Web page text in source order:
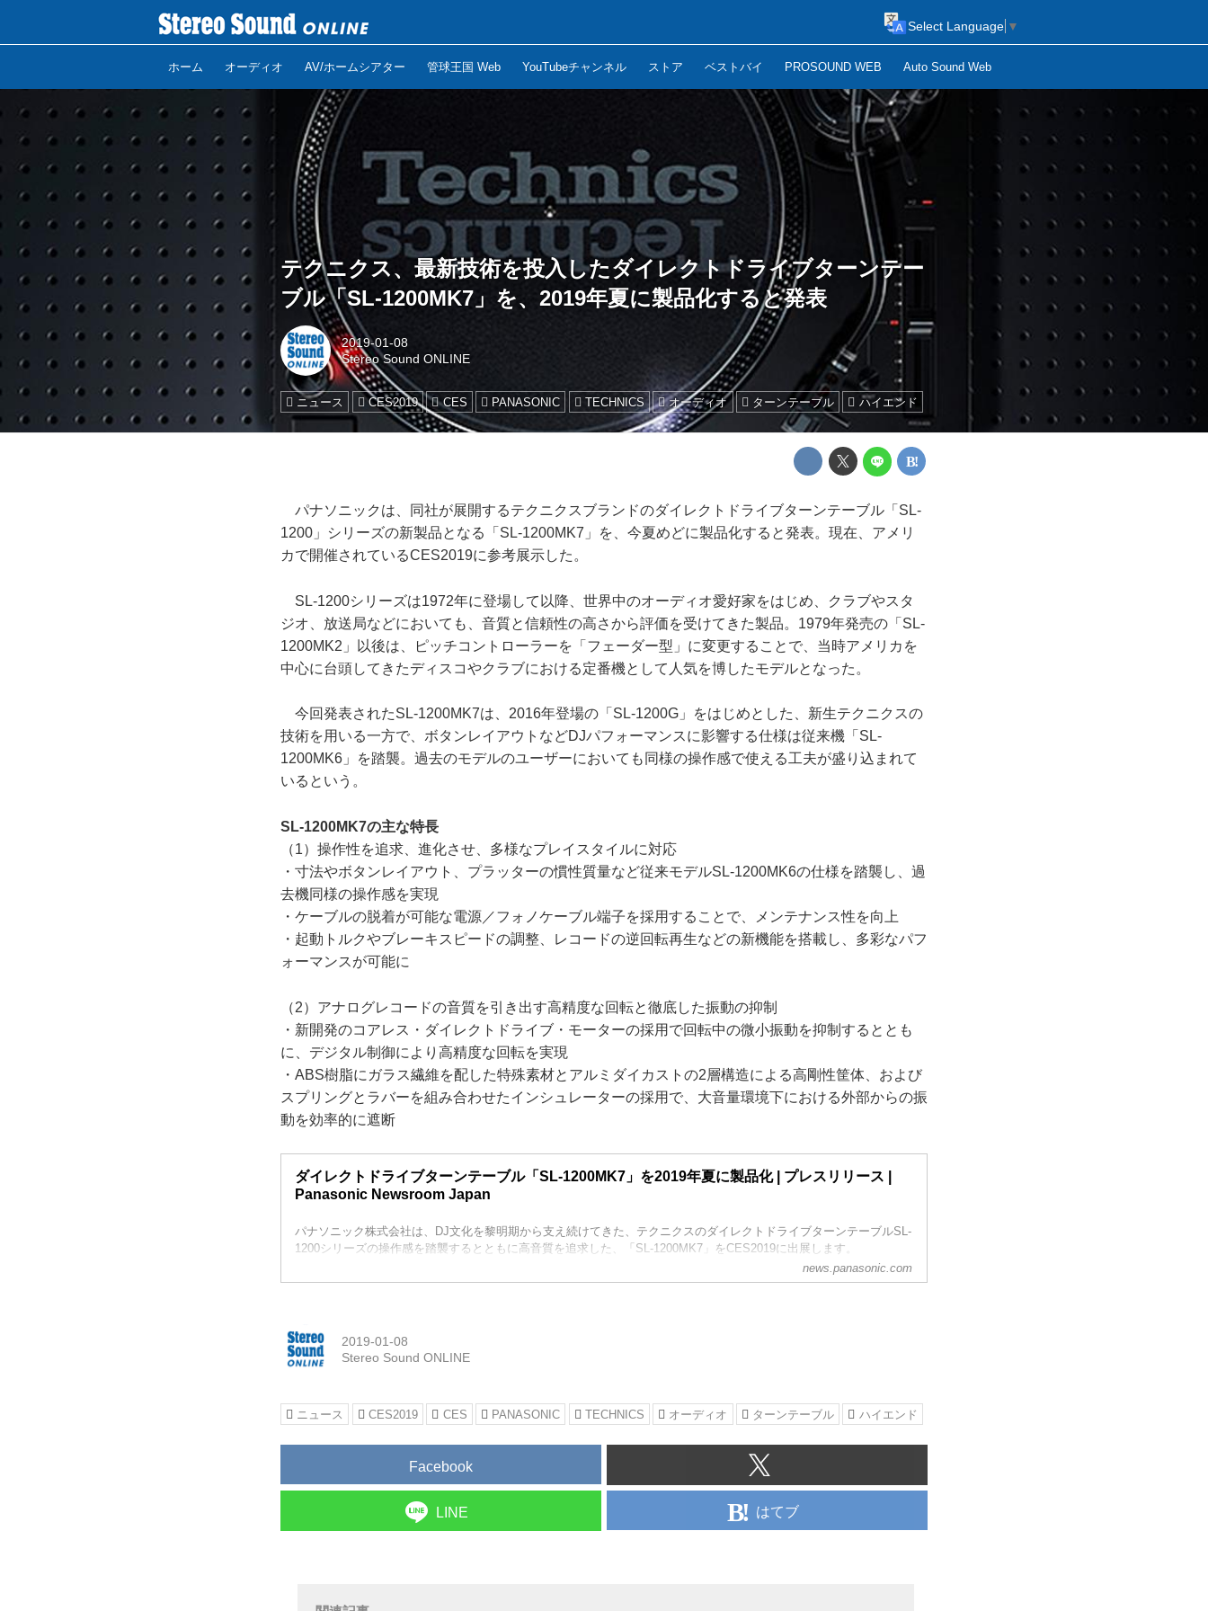
ホーム オーディオ AV/ホームシアター 管球王国 Web YouTubeチャンネル ストア ベストバイ PROSOUND WEB Auto Sound Web
Select Language ▼
テクニクス、最新技術を投入したダイレクトドライブターンテー
ブル「SL-1200MK7」を、2019年夏に製品化すると発表
2019-01-08
Stereo Sound ONLINE
ニュース CES2019 CES PANASONIC TECHNICS オーディオ ターンテーブル ハイエンド
パナソニックは、同社が展開するテクニクスブランドのダイレクトドライブターンテーブル「SL-
1200」シリーズの新製品となる「SL-1200MK7」を、今夏めどに製品化すると発表。現在、アメリ
カで開催されているCES2019に参考展示した。
SL-1200シリーズは1972年に登場して以降、世界中のオーディオ愛好家をはじめ、クラブやスタ
ジオ、放送局などにおいても、音質と信頼性の高さから評価を受けてきた製品。1979年発売の「SL-
1200MK2」以後は、ピッチコントローラーを「フェーダー型」に変更することで、当時アメリカを
中心に台頭してきたディスコやクラブにおける定番機として人気を博したモデルとなった。
今回発表されたSL-1200MK7は、2016年登場の「SL-1200G」をはじめとした、新生テクニクスの
技術を用いる一方で、ボタンレイアウトなどDJパフォーマンスに影響する仕様は従来機「SL-
1200MK6」を踏襲。過去のモデルのユーザーにおいても同様の操作感で使える工夫が盛り込まれて
いるという。
SL-1200MK7の主な特長
（1）操作性を追求、進化させ、多様なプレイスタイルに対応
・寸法やボタンレイアウト、プラッターの慣性質量など従来モデルSL-1200MK6の仕様を踏襲し、過
去機同様の操作感を実現
・ケーブルの脱着が可能な電源／フォノケーブル端子を採用することで、メンテナンス性を向上
・起動トルクやブレーキスピードの調整、レコードの逆回転再生などの新機能を搭載し、多彩なパフ
ォーマンスが可能に
（2）アナログレコードの音質を引き出す高精度な回転と徹底した振動の抑制
・新開発のコアレス・ダイレクトドライブ・モーターの採用で回転中の微小振動を抑制するととも
に、デジタル制御により高精度な回転を実現
・ABS樹脂にガラス繊維を配した特殊素材とアルミダイカストの2層構造による高剛性筐体、および
スプリングとラバーを組み合わせたインシュレーターの採用で、大音量環境下における外部からの振
動を効率的に遮断
ダイレクトドライブターンテーブル「SL-1200MK7」を2019年夏に製品化 | プレスリリース |
Panasonic Newsroom Japan
パナソニック株式会社は、DJ文化を黎明期から支え続けてきた、テクニクスのダイレクトドライブターンテーブルSL-
1200シリーズの操作感を踏襲するとともに高音質を追求した、「SL-1200MK7」をCES2019に出展します。
news.panasonic.com
2019-01-08
Stereo Sound ONLINE
ニュース CES2019 CES PANASONIC TECHNICS オーディオ ターンテーブル ハイエンド
Facebook
LINE はてブ